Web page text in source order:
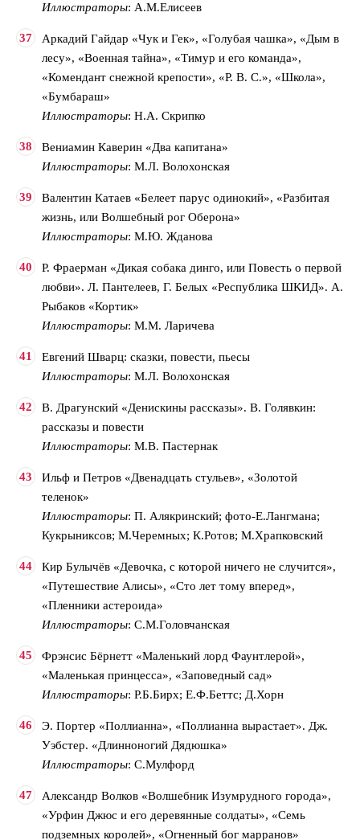
Иллюстраторы: А.М.Елисеев
Аркадий Гайдар «Чук и Гек», «Голубая чашка», «Дым в
лесу», «Военная тайна», «Тимур и его команда»,
«Комендант снежной крепости», «Р. В. С.», «Школа»,
«Бумбараш»
Иллюстраторы: Н.А. Скрипко
Вениамин Каверин «Два капитана»
Иллюстраторы: М.Л. Волохонская
Валентин Катаев «Белеет парус одинокий», «Разбитая
жизнь, или Волшебный рог Оберона»
Иллюстраторы: М.Ю. Жданова
Р. Фраерман «Дикая собака динго, или Повесть о первой
любви». Л. Пантелеев, Г. Белых «Республика ШКИД». А.
Рыбаков «Кортик»
Иллюстраторы: М.М. Ларичева
Евгений Шварц: сказки, повести, пьесы
Иллюстраторы: М.Л. Волохонская
В. Драгунский «Денискины рассказы». В. Голявкин:
рассказы и повести
Иллюстраторы: М.В. Пастернак
Ильф и Петров «Двенадцать стульев», «Золотой
теленок»
Иллюстраторы: П. Алякринский; фото-Е.Лангмана;
Кукрыниксов; М.Черемных; К.Ротов; М.Храпковский
Кир Булычёв «Девочка, с которой ничего не случится»,
«Путешествие Алисы», «Сто лет тому вперед»,
«Пленники астероида»
Иллюстраторы: С.М.Головчанская
Фрэнсис Бёрнетт «Маленький лорд Фаунтлерой»,
«Маленькая принцесса», «Заповедный сад»
Иллюстраторы: Р.Б.Бирх; Е.Ф.Беттс; Д.Хорн
Э. Портер «Поллианна», «Поллианна вырастает». Дж.
Уэбстер. «Длинноногий Дядюшка»
Иллюстраторы: C.Мулфорд
Александр Волков «Волшебник Изумрудного города»,
«Урфин Джюс и его деревянные солдаты», «Семь
подземных королей», «Огненный бог марранов»